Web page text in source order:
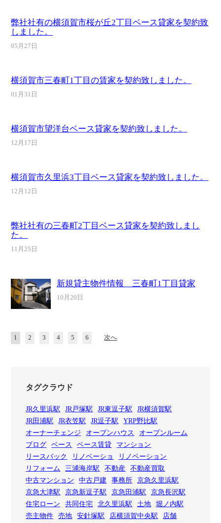
弊社社有の横須賀市桜が丘2丁目ベース貸家を契約致
しました。
05月27日
横須賀市三春町1丁目の賃家を契約致しました。
01月31日
横須賀市望洋台ベース貸家を契約致しました。
12月17日
横須賀市久里浜3丁目ベース貸家を契約致しました。
12月12日
弊社社有の三春町2丁目ベース貸家を契約致しまし
た。
11月25日
新規貸主物件情報 三春町1丁目貸家
10月20日
1 2 3 4 5 6 次へ
タグクラウド
JR久里浜駅 JR戸塚駅 JR東逗子駅
JR横須賀駅
JR田浦駅
JR衣笠駅 JR逗子駅
YRP野比駅
オーナーチェンジ
オープンハウス
オープンルーム
ブログ
ベース ベース賃貸
マンション
リースバック
リノベーショ
リノベーション
リフォーム
三浦海岸駅 不動産
不動産買取
中古マンション
中古戸建 事務所
京急久里浜駅
京急大津駅
京急新逗子駅 京急田浦駅
京急長沢駅
住宅ローン
共同住宅 北久里浜駅 土地
堀ノ内駅
売主物件
売地 安針塚駅 店横須賀中央駅
店舗